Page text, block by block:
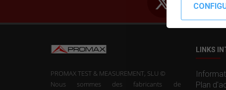
PROMAX TEST & MEASUREMENT, SLU ©
Nous sommes des fabricants de
LINKS
Plan